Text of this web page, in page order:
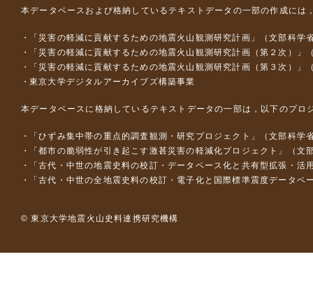
本データベースおよび格納しているテキストデータの一部の作成には
「災害の軽減に貢献するための地震火山観測研究計画」（文部科学
「災害の軽減に貢献するための地震火山観測研究計画（第２次）」
「災害の軽減に貢献するための地震火山観測研究計画（第３次）」
東京大学デジタルアーカイブズ構築事業
本データベースに格納しているテキストデータの一部は，以下のプロ
「ひずみ集中帯の重点的調査観測・研究プロジェクト」（文部科
「都市の脆弱性が引き起こす激甚災害の軽減化プロジェクト」（
「古代・中世の地震史料の校訂・データベース化と共有型拡張・
「古代・中世の全地震史料の校訂・電子化と国際標準震度データ
© 東京大学地震火山史料連携研究機構